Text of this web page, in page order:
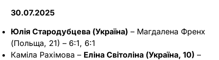
30.07.2025
Юлія Стародубцева (Україна) – Магдалена Френх
(Польща, 21) – 6:1, 6:1
Каміла Рахімова – Еліна Світоліна (Україна, 10) –